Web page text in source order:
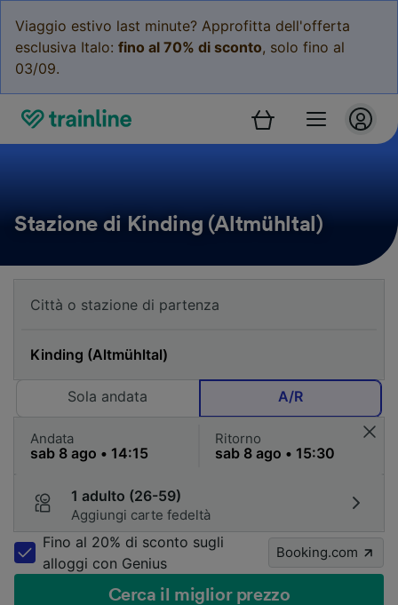
Viaggio estivo last minute? Approfitta dell'offerta
esclusiva Italo: fino al 70% di sconto, solo fino al
03/09.
Stazione di Kinding (Altmühltal)
Sola andata A/R
Andata Ritorno
1 adulto (26-59)
Aggiungi carte fedeltà
Fino al 20% di sconto sugli
alloggi con Genius
Booking.com
Cerca il miglior prezzo